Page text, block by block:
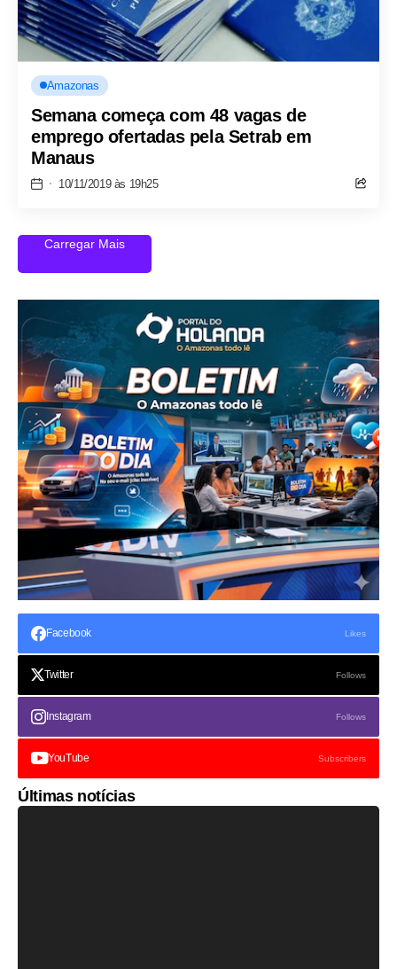
Amazonas
Semana começa com 48 vagas de
emprego ofertadas pela Setrab em
Manaus
10/11/2019 às 19h25
Carregar Mais
Facebook Likes
Twitter Follows
Instagram Follows
YouTube Subscribers
Últimas notícias